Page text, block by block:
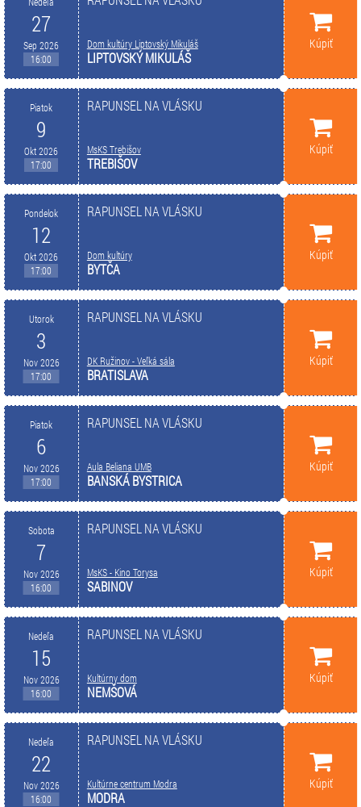
27
Sep 2026
16:00
Dom kultúry Liptovský Mikuláš
LIPTOVSKÝ MIKULÁŠ
Kúpiť
Piatok
9
Okt 2026
17:00
RAPUNSEL NA VLÁSKU
MsKS Trebišov
TREBIŠOV
Kúpiť
Pondelok
12
Okt 2026
17:00
RAPUNSEL NA VLÁSKU
Dom kultúry
BYTČA
Kúpiť
Utorok
3
Nov 2026
17:00
RAPUNSEL NA VLÁSKU
DK Ružinov - Veľká sála
BRATISLAVA
Kúpiť
Piatok
6
Nov 2026
17:00
RAPUNSEL NA VLÁSKU
Aula Beliana UMB
BANSKÁ BYSTRICA
Kúpiť
Sobota
7
Nov 2026
16:00
RAPUNSEL NA VLÁSKU
MsKS - Kino Torysa
SABINOV
Kúpiť
Nedeľa
15
Nov 2026
16:00
RAPUNSEL NA VLÁSKU
Kultúrny dom
NEMŠOVÁ
Kúpiť
Nedeľa
22
Nov 2026
16:00
RAPUNSEL NA VLÁSKU
Kultúrne centrum Modra
MODRA
Kúpiť